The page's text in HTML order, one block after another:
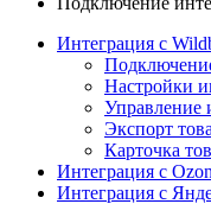
Интеграция с
Настройки
Управление
Экспорт
Карточка
Интеграция с Ozon
Интеграция с